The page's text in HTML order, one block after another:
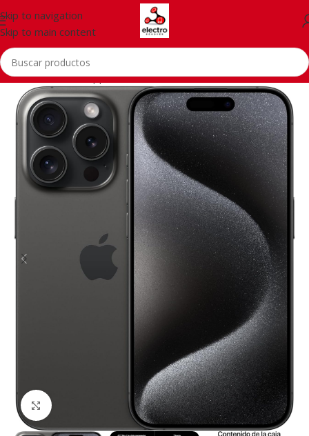
Skip to navigation
Skip to main content
Inicio/Telefonía/Apple iPhone
Click to enlarge